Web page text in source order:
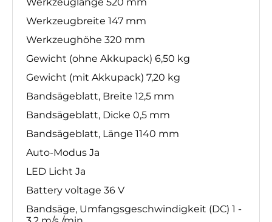
Werkzeugbreite 147 mm
Werkzeughöhe 320 mm
Gewicht (ohne Akkupack) 6,50 kg
Gewicht (mit Akkupack) 7,20 kg
Bandsägeblatt, Breite 12,5 mm
Bandsägeblatt, Dicke 0,5 mm
Bandsägeblatt, Länge 1140 mm
Auto-Modus Ja
LED Licht Ja
Battery voltage 36 V
Bandsäge, Umfangsgeschwindigkeit (DC) 1 -